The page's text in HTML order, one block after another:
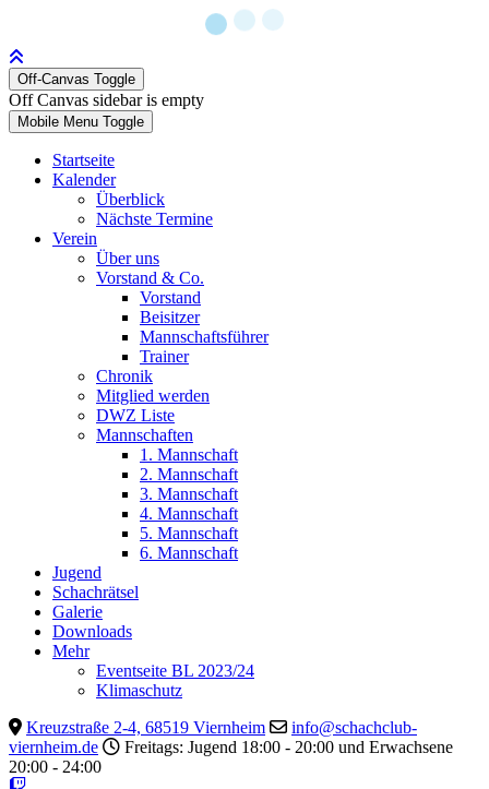
Off-Canvas Toggle
Off Canvas sidebar is empty
Mobile Menu Toggle
Startseite
Kalender
Überblick
Nächste Termine
Verein
Über uns
Vorstand & Co.
Vorstand
Beisitzer
Mannschaftsführer
Trainer
Chronik
Mitglied werden
DWZ Liste
Mannschaften
1. Mannschaft
2. Mannschaft
3. Mannschaft
4. Mannschaft
5. Mannschaft
6. Mannschaft
Jugend
Schachrätsel
Galerie
Downloads
Mehr
Eventseite BL 2023/24
Klimaschutz
Kreuzstraße 2-4, 68519 Viernheim
info@schachclub-
viernheim.de
Freitags: Jugend 18:00 - 20:00 und Erwachsene
20:00 - 24:00